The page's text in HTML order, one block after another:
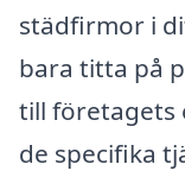
städfirmor i
bara titta på
till företagets
de specifika